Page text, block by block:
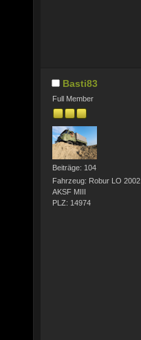
Basti83
Full Member
Beiträge: 104
Fahrzeug: Robur LO 2002
AKSF MIII
PLZ: 14974